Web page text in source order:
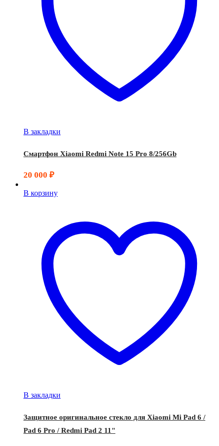
В закладки
Смартфон Xiaomi Redmi Note 15 Pro 8/256Gb
20 000 ₽
В корзину
В закладки
Защитное оригинальное стекло для Xiaomi Mi Pad 6 /
Pad 6 Pro / Redmi Pad 2 11"